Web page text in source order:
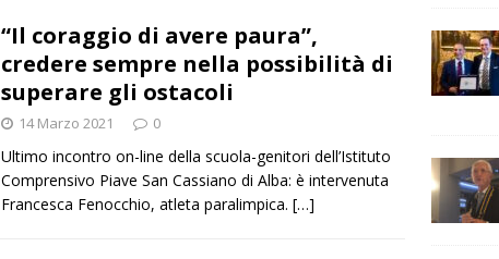
“Il coraggio di avere paura”,
credere sempre nella possibilità di
superare gli ostacoli
14 Marzo 2021 0
Ultimo incontro on-line della scuola-genitori dell’Istituto
Comprensivo Piave San Cassiano di Alba: è intervenuta
Francesca Fenocchio, atleta paralimpica. […]